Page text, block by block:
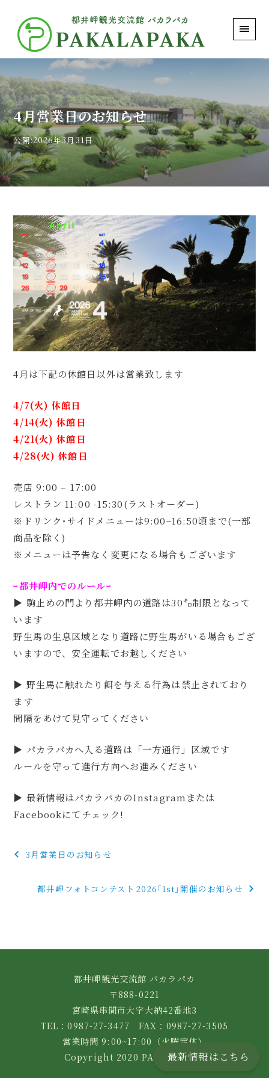
PAKALAPAKA｜都井岬観光交流館 パカラパカ
4月営業日のお知らせ
公開:2026年3月31日
4月は下記の休館日以外は営業致します
4/7(火) 休館日
4/14(火) 休館日
4/21(火) 休館日
4/28(火) 休館日
売店 9:00 – 17:00
レストラン 11:00 -15:30(ラストオーダー)
※ドリンク･サイドメニューは9:00ｰ16:50頃まで(一部
商品を除く)
※メニューは予告なく変更になる場合もございます
ｰ都井岬内でのルールｰ
▶ 駒止めの門より都井岬内の道路は30㌔制限となって
います
野生馬の生息区域となり道路に野生馬がいる場合もござ
いますので、安全運転でお越しください
▶ 野生馬に触れたり餌を与える行為は禁止されており
ます
間隔をあけて見守ってください
▶ パカラパカへ入る道路は「一方通行」区域です
ルールを守って進行方向へお進みください
▶ 最新情報はパカラパカのInstagramまたは
Facebookにてチェック!
投 3月営業日のお知らせ
都井岬フォトコンテスト2026｢1st｣開催のお知らせ
都井岬観光交流館 パカラパカ
〒888-0221
宮崎県串間市大字大納42番地3
TEL：0987-27-3477 FAX：0987-27-3505
営業時間 9:00~17:00（火曜定休）
Copyright 2020 PAKALAPAKA最新情報はこちら